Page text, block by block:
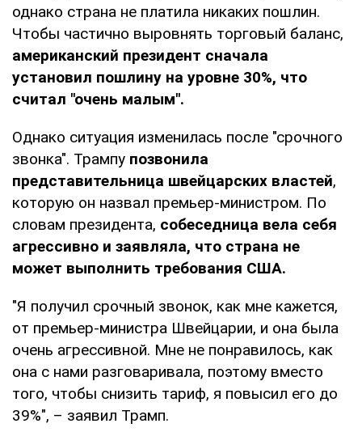
однако страна не платила никаких пошлин.
Чтобы частично выровнять торговый баланс,
американский президент сначала
установил пошлину на уровне 30%, что
считал "очень малым".
Однако ситуация изменилась после "срочного
звонка". Трампу позвонила
представительница швейцарских властей,
которую он назвал премьер-министром. По
словам президента, собеседница вела себя
агрессивно и заявляла, что страна не
может выполнить требования США.
"Я получил срочный звонок, как мне кажется,
от премьер-министра Швейцарии, и она была
очень агрессивной. Мне не понравилось, как
она с нами разговаривала, поэтому вместо
того, чтобы снизить тариф, я повысил его до
39%", – заявил Трамп.